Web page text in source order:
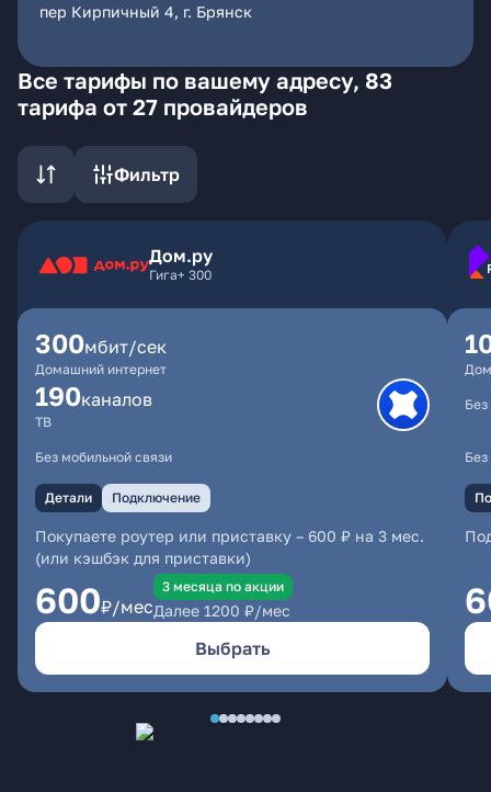
пер Кирпичный 4, г. Брянск
Все тарифы по вашему адресу, 83
тарифа от 27 провайдеров
Фильтр
Дом.ру
Гига+ 300
300мбит/сек
Домашний интернет
190каналов
ТВ
Без мобильной связи
Детали Подключение
Покупаете роутер или приставку – 600 ₽ на 3 мес.
(или кэшбэк для приставки)
600₽/мес
3 месяцa по акции
Далее 1200 ₽/мес
Выбрать